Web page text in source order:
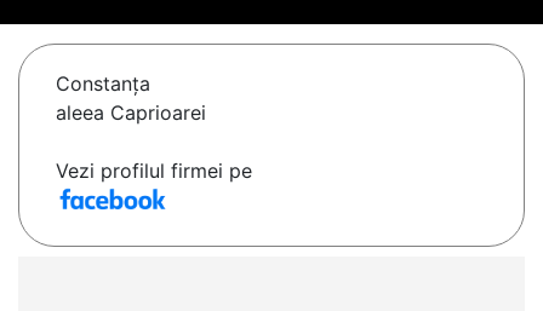
Constanţa
aleea Caprioarei
Vezi profilul firmei pe